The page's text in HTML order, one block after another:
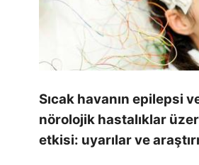
Sıcak havanın epilepsi
nörolojik hastalıklar
etkisi: uyarılar ve